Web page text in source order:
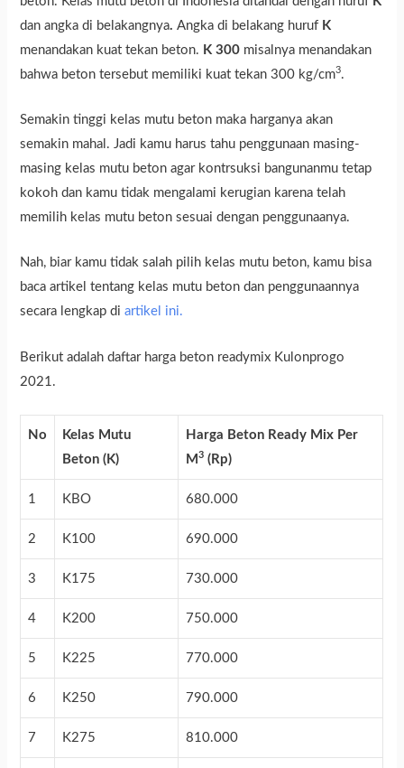
dan angka di belakangnya.Angka di belakang huruf K
menandakan kuat tekan beton. K 300 misalnya menandakan
bahwa beton tersebut memiliki kuat tekan 300 kg/cm3.
Semakin tinggi kelas mutu beton maka harganya akan
semakin mahal. Jadi kamu harus tahu penggunaan masing-
masing kelas mutu beton agar kontrsuksi bangunanmu tetap
kokoh dan kamu tidak mengalami kerugian karena telah
memilih kelas mutu beton sesuai dengan penggunaanya.
Nah, biar kamu tidak salah pilih kelas mutu beton, kamu bisa
baca artikel tentang kelas mutu beton dan penggunaannya
secara lengkap diartikel ini.
Berikut adalah daftar harga beton readymix Kulonprogo
2021.
No
Kelas Mutu
Beton (K)
Harga Beton Ready Mix Per
M3 (Rp)
1 KBO 680.000
2 K100 690.000
3 K175 730.000
4 K200 750.000
5 K225 770.000
6 K250 790.000
7 K275 810.000